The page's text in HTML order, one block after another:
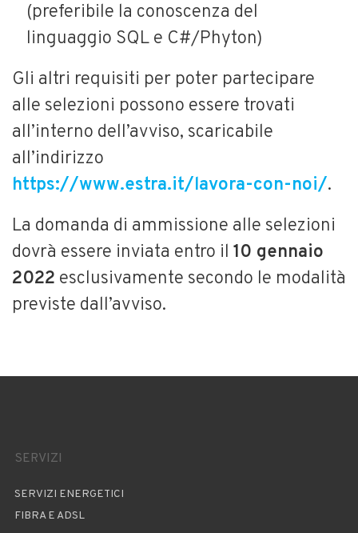
(preferibile la conoscenza del
linguaggio SQL e C#/Phyton)
Gli altri requisiti per poter partecipare
alle selezioni possono essere trovati
all’interno dell’avviso, scaricabile
all’indirizzo
https://www.estra.it/lavora-con-noi/.
La domanda di ammissione alle selezioni
dovrà essere inviata entro il 10 gennaio
2022 esclusivamente secondo le modalità
previste dall’avviso.
SERVIZI
SERVIZI ENERGETICI
FIBRA E ADSL